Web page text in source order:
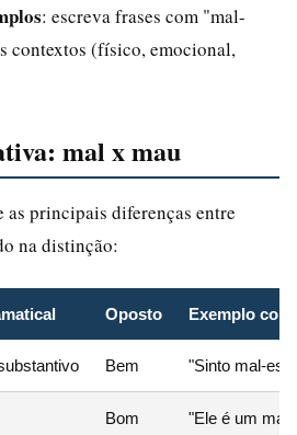
: escreva frases com "mal-
contextos (físico, emocional,
mal x mau
as principais diferenças entre
na distinção:
Oposto Exemplo
Bem "Sinto mal-
Bom "Ele é um